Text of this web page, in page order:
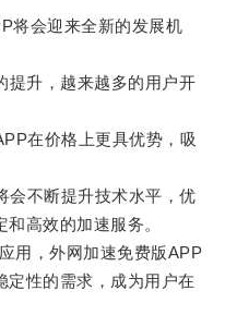
会迎来全新的发展机
升，越来越多的用户开
在价格上更具优势，吸
不断提升技术水平，优
高效的加速服务。
，外网加速免费版APP
定性的需求，成为用户在